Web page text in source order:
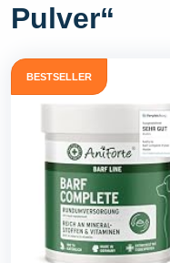
Pulver“
BESTSELLER